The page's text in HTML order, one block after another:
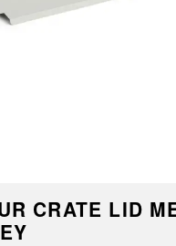
CRATE LID